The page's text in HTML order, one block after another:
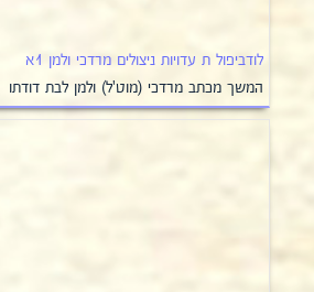
לודביפול ת עדויות ניצולים מרדכי ולמן 1א
המשך מכתב מרדכי (מוט'ל) ולמן לבת דודתו